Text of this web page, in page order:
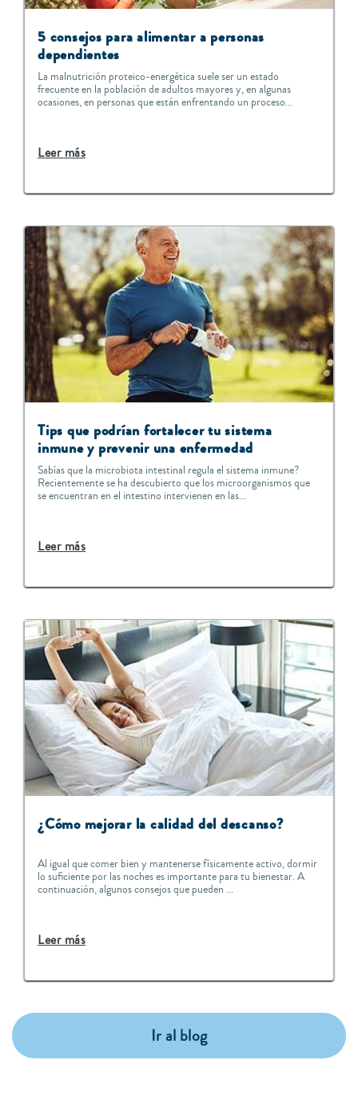
5 consejos para alimentar a personas
dependientes
La malnutrición proteico-energética suele ser un estado
frecuente en la población de adultos mayores y, en algunas
ocasiones, en personas que están enfrentando un proceso...
Leer más
Tips que podrían fortalecer tu sistema
inmune y prevenir una enfermedad
Sabías que la microbiota intestinal regula el sistema inmune?
Recientemente se ha descubierto que los microorganismos que
se encuentran en el intestino intervienen en las...
Leer más
¿Cómo mejorar la calidad del descanso?
Al igual que comer bien y mantenerse físicamente activo, dormir
lo suficiente por las noches es importante para tu bienestar. A
continuación, algunos consejos que pueden ...
Leer más
Ir al blog